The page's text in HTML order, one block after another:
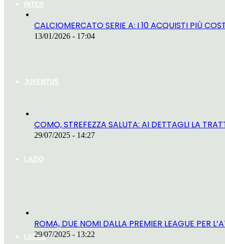
INTER
JUVENTUS
LAZIO
LECCE
CALCIOMERCATO SERIE A: I 10 ACQUISTI PIÙ
13/01/2026 - 17:04
COMO, STREFEZZA SALUTA: AI DETTAGLI LA
29/07/2025 - 14:27
ROMA, DUE NOMI DALLA PREMIER LEAGUE PER
29/07/2025 - 13:22